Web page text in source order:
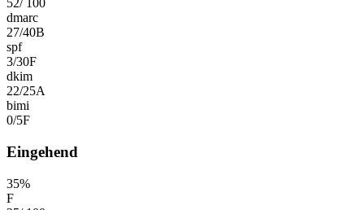
52/ 100
dmarc
27/40B
spf
3/30F
dkim
22/25A
bimi
0/5F
Eingehend
35%
F